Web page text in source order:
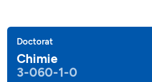
Doctorat
Chimie
3-060-1-0